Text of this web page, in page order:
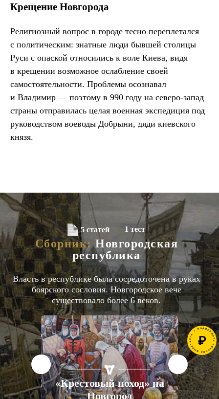
Крещение Новгорода
Религиозный вопрос в городе тесно переплетался
с политическим: знатные люди бывшей столицы
Руси с опаской относились к воле Киева, видя
в крещении возможное ослабление своей
самостоятельности. Проблемы осознавал
и Владимир — поэтому в 990 году на северо-запад
страны отправилась целая военная экспедиция под
руководством воеводы Добрыни, дяди киевского
князя.
5 статей 1 тест
Сборник:Новгородская
республика
Власть в республике была сосредоточена в руках
боярского сословия. Новгородское вече
существовало более 6 веков.
СТАТЬИ ЕВРОПА XV ВЕК
«Крестовый поход» на
Новгород